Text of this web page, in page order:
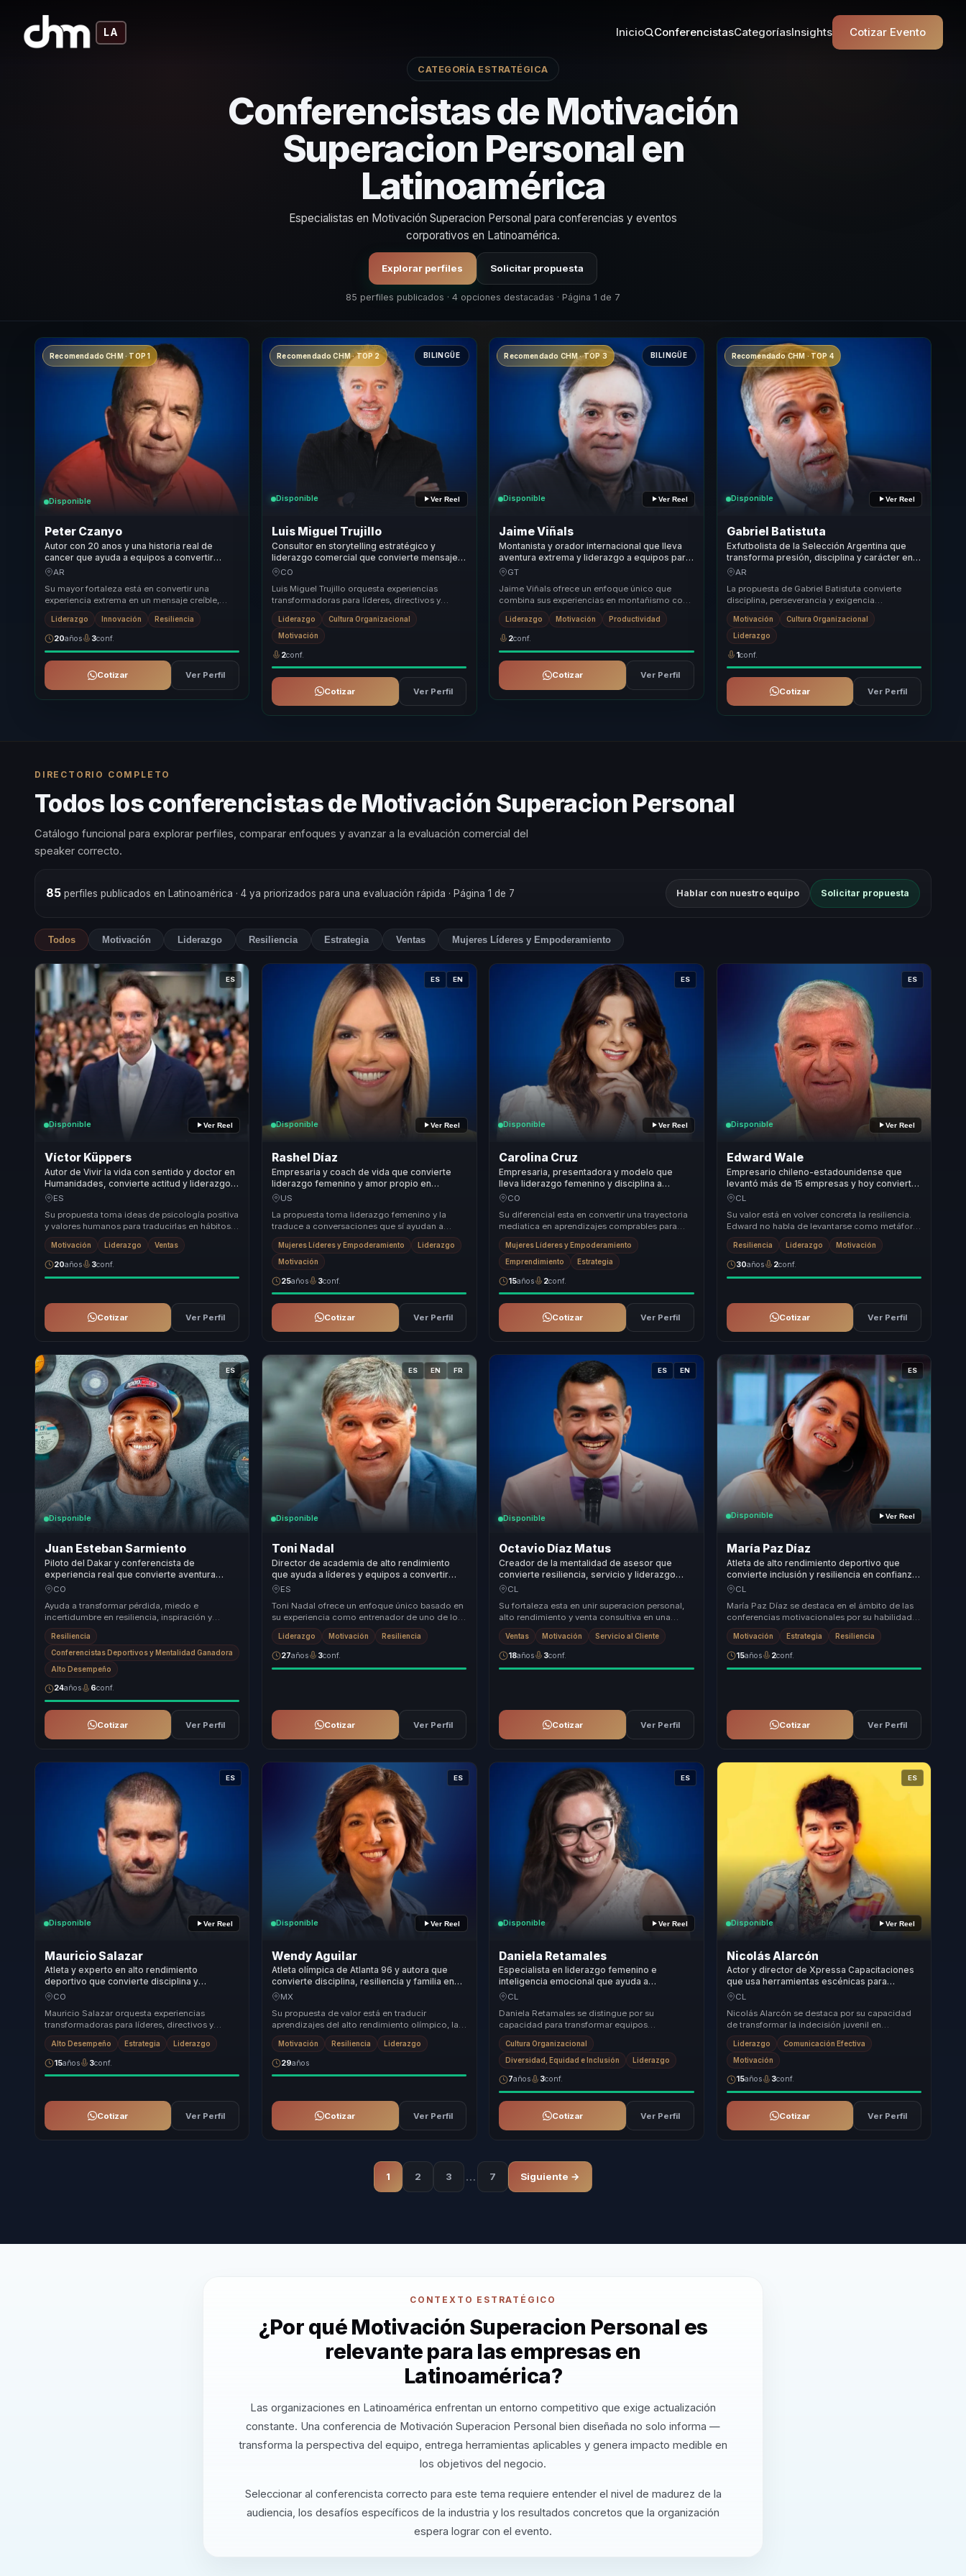
LA Inicio ConferencistasCategoríasInsights Cotizar Evento
CATEGORÍA ESTRATÉGICA
Conferencistas de Motivación
Superacion Personal en
Latinoamérica
Especialistas en Motivación Superacion Personal para conferencias y eventos
corporativos en Latinoamérica.
Explorar perfiles Solicitar propuesta
85 perfiles publicados · 4 opciones destacadas · Página 1 de 7
Recomendado CHM · TOP 1
Disponible
Peter Czanyo
Autor con 20 anos y una historia real de
cancer que ayuda a equipos a convertir
cambio personal en foco, coraje y salud
AR
Su mayor fortaleza está en convertir una
experiencia extrema en un mensaje creíble,
humano y movilizador. No inspira desde la
teoría, sin...
Liderazgo Innovación Resiliencia
20años 3conf.
Cotizar Ver Perfil
Recomendado CHM · TOP 2 BILINGÜE
Disponible Ver Reel
Luis Miguel Trujillo
Consultor en storytelling estratégico y
liderazgo comercial que convierte mensajes
complejos en recordación, influencia y
CO
Luis Miguel Trujillo orquesta experiencias
transformadoras para líderes, directivos y
responsables de equipos, ayudándoles a dejar
atrás ...
Liderazgo Cultura Organizacional
Motivación
2conf.
Cotizar Ver Perfil
Recomendado CHM · TOP 3 BILINGÜE
Disponible Ver Reel
Jaime Viñals
Montanista y orador internacional que lleva
aventura extrema y liderazgo a equipos para
convertir presion en resiliencia, foco y
GT
Jaime Viñals ofrece un enfoque único que
combina sus experiencias en montañismo con
principios de liderazgo y resiliencia. Su
metodología...
Liderazgo Motivación Productividad
2conf.
Cotizar Ver Perfil
Recomendado CHM · TOP 4
Disponible Ver Reel
Gabriel Batistuta
Exfutbolista de la Selección Argentina que
transforma presión, disciplina y carácter en
liderazgo y rendimiento para líderes y
AR
La propuesta de Gabriel Batistuta convierte
disciplina, perseverancia y exigencia
competitiva en una conversación aplicable al
negocio. P...
Motivación Cultura Organizacional
Liderazgo
1conf.
Cotizar Ver Perfil
DIRECTORIO COMPLETO
Todos los conferencistas de Motivación Superacion Personal
Catálogo funcional para explorar perfiles, comparar enfoques y avanzar a la evaluación comercial del
speaker correcto.
85perfiles publicados en Latinoamérica · 4 ya priorizados para una evaluación rápida · Página 1 de 7 Hablar con nuestro equipo Solicitar propuesta
Todos Motivación Liderazgo Resiliencia Estrategia Ventas Mujeres Líderes y Empoderamiento
ES
Disponible Ver Reel
Víctor Küppers
Autor de Vivir la vida con sentido y doctor en
Humanidades, convierte actitud y liderazgo
en confianza, clima y energía para equipos.
ES
Su propuesta toma ideas de psicología positiva
y valores humanos para traducirlas en hábitos,
lenguaje y actitudes que la audiencia puede...
Motivación Liderazgo Ventas
20años 3conf.
Cotizar Ver Perfil
ES EN
Disponible Ver Reel
Rashel Díaz
Empresaria y coach de vida que convierte
liderazgo femenino y amor propio en
confianza y accion para mujeres lideres y
US
La propuesta toma liderazgo femenino y la
traduce a conversaciones que sí ayudan a
decidir mejor. Para mujeres lideres, redes
empresarial...
Mujeres Líderes y Empoderamiento Liderazgo
Motivación
25años 3conf.
Cotizar Ver Perfil
ES
Disponible Ver Reel
Carolina Cruz
Empresaria, presentadora y modelo que
lleva liderazgo femenino y disciplina a
marcas y equipos que buscan crecimiento,
CO
Su diferencial esta en convertir una trayectoria
mediatica en aprendizajes comprables para
negocio y cultura. Habla de marca, disciplina,...
Mujeres Líderes y Empoderamiento
Emprendimiento Estrategia
15años 2conf.
Cotizar Ver Perfil
ES
Disponible Ver Reel
Edward Wale
Empresario chileno-estadounidense que
levantó más de 15 empresas y hoy convierte
accidente aéreo en liderazgo para
CL
Su valor está en volver concreta la resiliencia.
Edward no habla de levantarse como metáfora:
habla desde un accidente aéreo, rehabilitac...
Resiliencia Liderazgo Motivación
30años 2conf.
Cotizar Ver Perfil
ES
Disponible
Juan Esteban Sarmiento
Piloto del Dakar y conferencista de
experiencia real que convierte aventura
extrema y cambio personal en foco para
CO
Ayuda a transformar pérdida, miedo e
incertidumbre en resiliencia, inspiración y
superación con mentalidad de alto
rendimiento, disciplin...
Resiliencia
Conferencistas Deportivos y Mentalidad Ganadora
Alto Desempeño
24años 6conf.
Cotizar Ver Perfil
ES EN FR
Disponible
Toni Nadal
Director de academia de alto rendimiento
que ayuda a líderes y equipos a convertir
adversidad y autoexigencia en resiliencia,
ES
Toni Nadal ofrece un enfoque único basado en
su experiencia como entrenador de uno de los
tenistas más exitosos del mundo. Su
metodología...
Liderazgo Motivación Resiliencia
27años 3conf.
Cotizar Ver Perfil
ES EN
Disponible
Octavio Díaz Matus
Creador de la mentalidad de asesor que
convierte resiliencia, servicio y liderazgo
comercial en confianza y resultados para
CL
Su fortaleza esta en unir superacion personal,
alto rendimiento y venta consultiva en una
misma conversacion. No solo inspira al equipo:
... Ventas Motivación Servicio al Cliente
18años 3conf.
Cotizar Ver Perfil
ES
Disponible Ver Reel
María Paz Díaz
Atleta de alto rendimiento deportivo que
convierte inclusión y resiliencia en confianza,
trabajo en equipo y fortaleza para
CL
María Paz Díaz se destaca en el ámbito de las
conferencias motivacionales por su habilidad
única para transformar experiencias
personales...
Motivación Estrategia Resiliencia
15años 2conf.
Cotizar Ver Perfil
ES
Disponible Ver Reel
Mauricio Salazar
Atleta y experto en alto rendimiento
deportivo que convierte disciplina y
superación personal en liderazgo,
CO
Mauricio Salazar orquesta experiencias
transformadoras para líderes, directivos y
responsables de equipos, ayudándolos a dejar
atrás equi...
Alto Desempeño Estrategia Liderazgo
15años 3conf.
Cotizar Ver Perfil
ES
Disponible Ver Reel
Wendy Aguilar
Atleta olímpica de Atlanta 96 y autora que
convierte disciplina, resiliencia y familia en
aprendizaje útil para equipos.
MX
Su propuesta de valor está en traducir
aprendizajes del alto rendimiento olímpico, la
pedagogía y la vida familiar a una conversación
cor...
Motivación Resiliencia Liderazgo
29años
Cotizar Ver Perfil
ES
Disponible Ver Reel
Daniela Retamales
Especialista en liderazgo femenino e
inteligencia emocional que ayuda a
organizaciones a convertir inclusión social en
CL
Daniela Retamales se distingue por su
capacidad para transformar equipos
desalineados en unidades altamente
productivas a través de un li...
Cultura Organizacional
Diversidad, Equidad e Inclusión Liderazgo
7años 3conf.
Cotizar Ver Perfil
ES
Disponible Ver Reel
Nicolás Alarcón
Actor y director de Xpressa Capacitaciones
que usa herramientas escénicas para
fortalecer confianza, decisión y resiliencia en
CL
Nicolás Alarcón se destaca por su capacidad
de transformar la indecisión juvenil en
liderazgo seguro. Su enfoque único combina el
arte es...
Liderazgo Comunicación Efectiva
Motivación
15años 3conf.
Cotizar Ver Perfil
1 2 3 … 7 Siguiente →
CONTEXTO ESTRATÉGICO
¿Por qué Motivación Superacion Personal es
relevante para las empresas en
Latinoamérica?
Las organizaciones en Latinoamérica enfrentan un entorno competitivo que exige actualización
constante. Una conferencia de Motivación Superacion Personal bien diseñada no solo informa —
transforma la perspectiva del equipo, entrega herramientas aplicables y genera impacto medible en
los objetivos del negocio.
Seleccionar al conferencista correcto para este tema requiere entender el nivel de madurez de la
audiencia, los desafíos específicos de la industria y los resultados concretos que la organización
espera lograr con el evento.